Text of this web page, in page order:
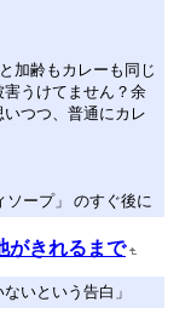
加齢もカレーも同じ
うけてません？余
つつ、普通にカレ
ープ」 のすぐ後に
がきれるまで
いという告白」